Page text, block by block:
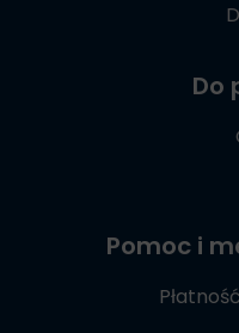
Do
Pomoc i